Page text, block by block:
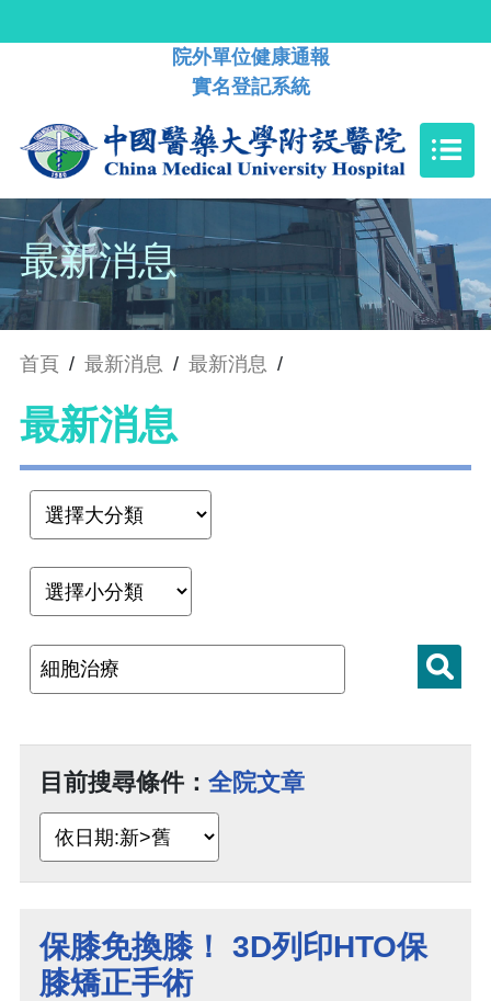
院外單位健康通報
實名登記系統
最新消息
首頁 / 最新消息 / 最新消息 /
最新消息
目前搜尋條件： 全院文章
保膝免換膝！ 3D列印HTO保
膝矯正手術